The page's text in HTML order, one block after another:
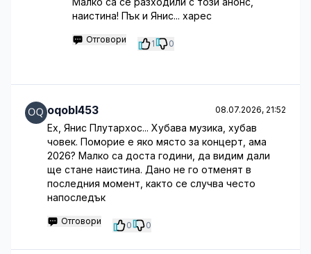
наистина! Пък и Янис... харес
Отговори 1 0
oqobl453 08.07.2026, 21:52
Ех, Янис Плутархос... Хубава музика, хубав
човек. Поморие е яко място за концерт, ама
2026? Малко са доста години, да видим дали
ще стане наистина. Дано не го отменят в
последния момент, както се случва често
напоследък
Отговори 0 0